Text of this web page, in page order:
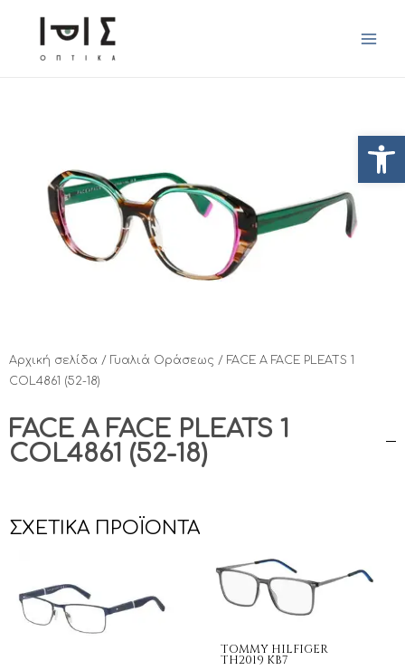
Αρχική σελίδα / Γυαλιά Οράσεως / FACE A FACE PLEATS 1
COL4861 (52-18)
FACE A FACE PLEATS 1
COL4861 (52-18)
ΣΧΕΤΙΚΆ ΠΡΟΪΌΝΤΑ
TOMMY HILFIGER
TH2019 KB7